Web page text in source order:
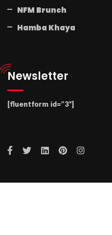
NFM Brunch
Hamba Khaya
Newsletter
[fluentform id=”3″]